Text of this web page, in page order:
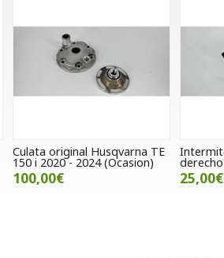
Husqvarna TE
(Ocasion)
Intermitente delantero
derecho Hyosung SF 50